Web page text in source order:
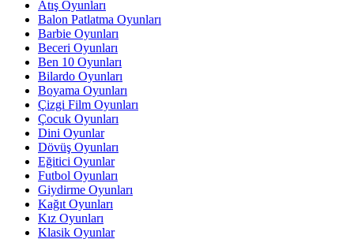
Atış Oyunları
Balon Patlatma Oyunları
Barbie Oyunları
Beceri Oyunları
Ben 10 Oyunları
Bilardo Oyunları
Boyama Oyunları
Çizgi Film Oyunları
Çocuk Oyunları
Dini Oyunlar
Dövüş Oyunları
Eğitici Oyunlar
Futbol Oyunları
Giydirme Oyunları
Kağıt Oyunları
Kız Oyunları
Klasik Oyunlar